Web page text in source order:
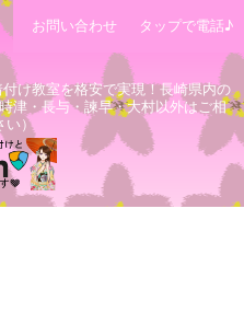
お問い合わせ タップで電話♪
け教室を格安で実現！長崎県内の
津・長与・諫早・大村以外はご相
い）